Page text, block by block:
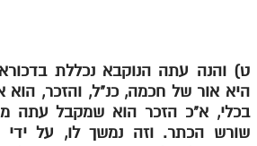
ט) והנה עתה הנוקבא נכללת
היא אור של חכמה, כנ"ל, והזכר,
בכלי, א"כ הזכר הוא שמקבל עתה
שורש הכתר. וזה נמשך לו, על ידי